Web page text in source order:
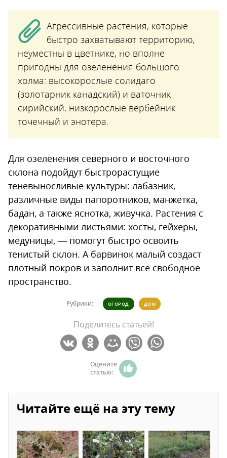
Агрессивные растения, которые
быстро захватывают территорию,
неуместны в цветнике, но вполне
пригодны для озеленения большого
холма: высокорослые солидаго
(золотарник канадский) и ваточник
сирийский, низкорослые вербейник
точечный и энотера.
Для озеленения северного и восточного
склона подойдут быстрорастущие
теневыносливые культуры: лабазник,
различные виды папоротников, манжетка,
бадан, а также яснотка, живучка. Растения с
декоративными листьями: хосты, гейхеры,
медуницы, — помогут быстро освоить
тенистый склон. А барвинок малый создаст
плотный покров и заполнит все свободное
пространство.
Рубрики: ОГОРОД ДОМ
Поделитесь статьей!
Оцените
статью:
Читайте ещё на эту тему